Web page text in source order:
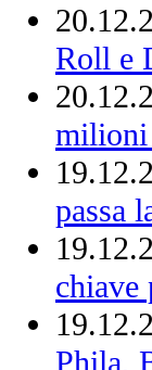
Roll e
milioni
passa
chiave
Phila,